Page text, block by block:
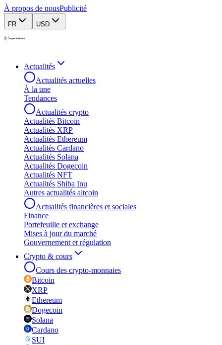
À propos de nousPublicité
FR USD
Actualités
Actualités actuelles
À la une
Tendances
Actualités crypto
Actualités Bitcoin
Actualités XRP
Actualités Ethereum
Actualités Cardano
Actualités Solana
Actualités Dogecoin
Actualités NFT
Actualités Shiba Inu
Autres actualités altcoin
Actualités financières et sociales
Finance
Portefeuille et exchange
Mises à jour du marché
Gouvernement et régulation
Crypto & cours
Cours des crypto-monnaies
Bitcoin
XRP
Ethereum
Dogecoin
Solana
Cardano
SUI